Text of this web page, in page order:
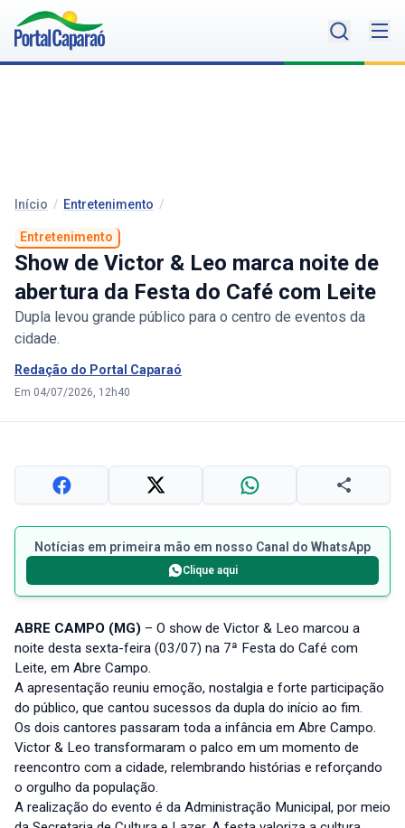
Início / Entretenimento /
Entretenimento
Show de Victor & Leo marca noite de
abertura da Festa do Café com Leite
Dupla levou grande público para o centro de eventos da
cidade.
Redação do Portal Caparaó
Em 04/07/2026, 12h40
Notícias em primeira mão em nosso Canal do WhatsApp
Clique aqui
ABRE CAMPO (MG) – O show de Victor & Leo marcou a
noite desta sexta-feira (03/07) na 7ª Festa do Café com
Leite, em Abre Campo.
A apresentação reuniu emoção, nostalgia e forte participação
do público, que cantou sucessos da dupla do início ao fim.
Os dois cantores passaram toda a infância em Abre Campo.
Victor & Leo transformaram o palco em um momento de
reencontro com a cidade, relembrando histórias e reforçando
o orgulho da população.
A realização do evento é da Administração Municipal, por meio